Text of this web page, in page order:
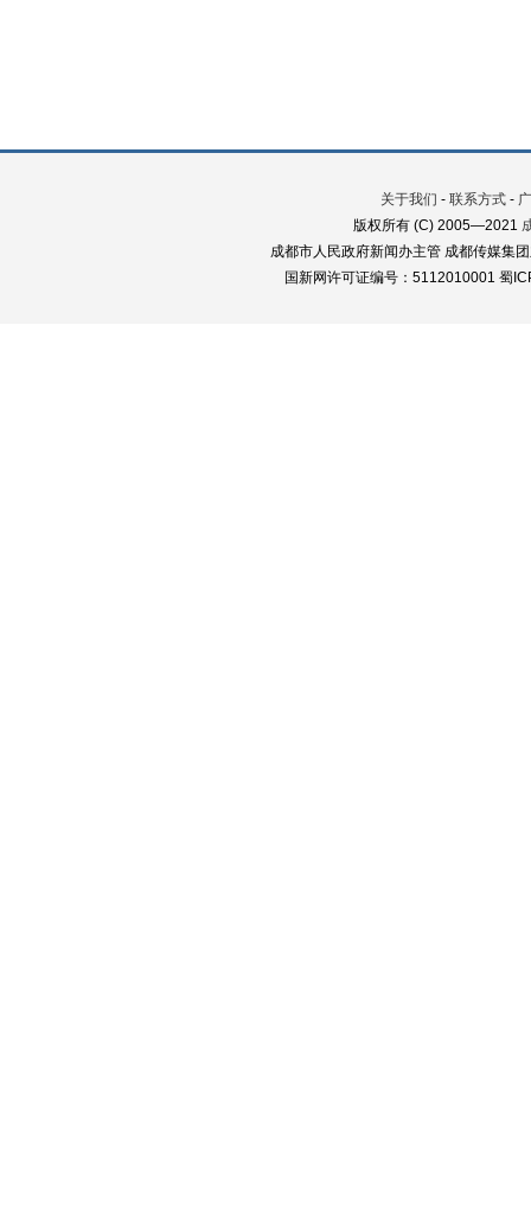
关于我们 - 联系方式 -
版权所有 (C) 2005—2021
成都市人民政府新闻办主管 成都传媒集
国新网许可证编号：5112010001 蜀